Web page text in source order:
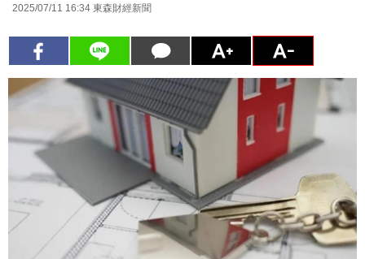
2025/07/11 16:34 東森財經新聞